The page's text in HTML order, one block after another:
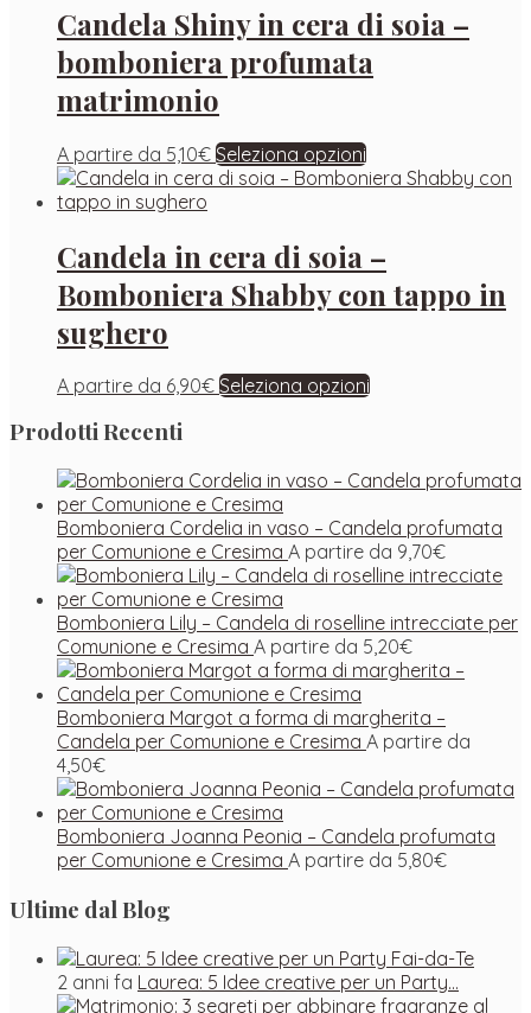
Candela Shiny in cera di soia –
bomboniera profumata
matrimonio
A partire da 5,10€ Seleziona opzioni
Candela in cera di soia –
Bomboniera Shabby con tappo in
sughero
A partire da 6,90€ Seleziona opzioni
Prodotti Recenti
Bomboniera Cordelia in vaso – Candela profumata
per Comunione e Cresima A partire da 9,70€
Bomboniera Lily – Candela di roselline intrecciate per
Comunione e Cresima A partire da 5,20€
Bomboniera Margot a forma di margherita –
Candela per Comunione e Cresima A partire da
4,50€
Bomboniera Joanna Peonia – Candela profumata
per Comunione e Cresima A partire da 5,80€
Ultime dal Blog
2 anni fa Laurea: 5 Idee creative per un Party…